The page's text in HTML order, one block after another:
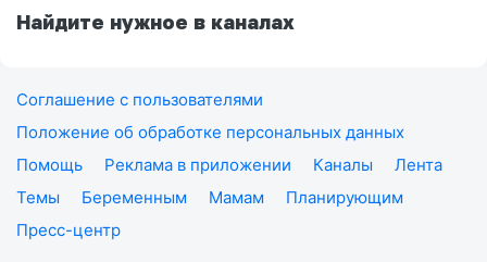
Найдите нужное в каналах
Соглашение с пользователями
Положение об обработке персональных данных
Помощь
Реклама в приложении Каналы
Лента
Темы
Беременным Мамам
Планирующим
Пресс-центр